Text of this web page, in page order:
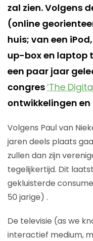
zal zien. Volgens
(online
huis; van een
up-box en laptop
een paar jaar
congres‘The
ontwikkelingen en
Volgens Paul van
jaren deels plaats
zullen dan zijn
tegelijkertijd. Dit
gekluisterde
50 jarige) .
De televisie (as we
interactief medium,